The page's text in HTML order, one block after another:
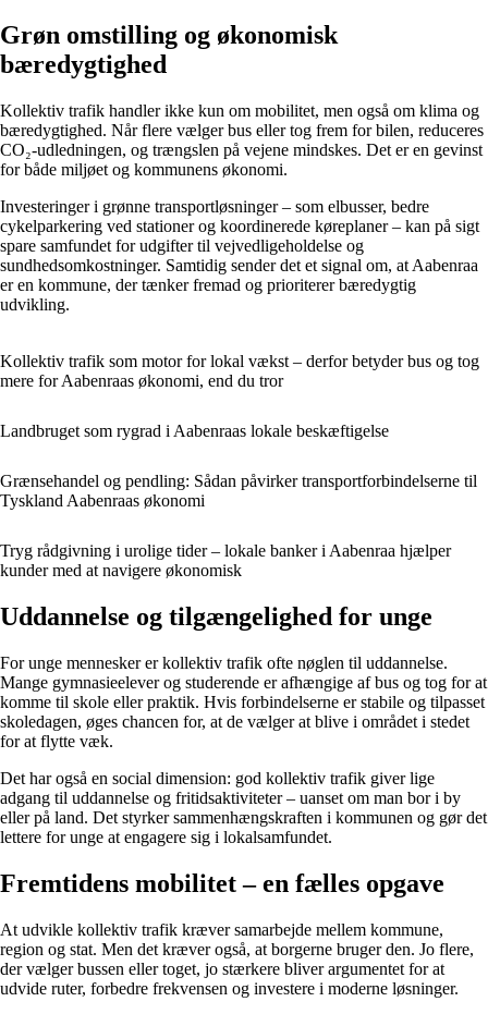
Grøn omstilling og økonomisk
bæredygtighed
Kollektiv trafik handler ikke kun om mobilitet, men også om klima og
bæredygtighed. Når flere vælger bus eller tog frem for bilen, reduceres
CO₂-udledningen, og trængslen på vejene mindskes. Det er en gevinst
for både miljøet og kommunens økonomi.
Investeringer i grønne transportløsninger – som elbusser, bedre
cykelparkering ved stationer og koordinerede køreplaner – kan på sigt
spare samfundet for udgifter til vejvedligeholdelse og
sundhedsomkostninger. Samtidig sender det et signal om, at Aabenraa
er en kommune, der tænker fremad og prioriterer bæredygtig
udvikling.
Kollektiv trafik som motor for lokal vækst – derfor betyder bus og tog
mere for Aabenraas økonomi, end du tror
Landbruget som rygrad i Aabenraas lokale beskæftigelse
Grænsehandel og pendling: Sådan påvirker transportforbindelserne til
Tyskland Aabenraas økonomi
Tryg rådgivning i urolige tider – lokale banker i Aabenraa hjælper
kunder med at navigere økonomisk
Uddannelse og tilgængelighed for unge
For unge mennesker er kollektiv trafik ofte nøglen til uddannelse.
Mange gymnasieelever og studerende er afhængige af bus og tog for at
komme til skole eller praktik. Hvis forbindelserne er stabile og tilpasset
skoledagen, øges chancen for, at de vælger at blive i området i stedet
for at flytte væk.
Det har også en social dimension: god kollektiv trafik giver lige
adgang til uddannelse og fritidsaktiviteter – uanset om man bor i by
eller på land. Det styrker sammenhængskraften i kommunen og gør det
lettere for unge at engagere sig i lokalsamfundet.
Fremtidens mobilitet – en fælles opgave
At udvikle kollektiv trafik kræver samarbejde mellem kommune,
region og stat. Men det kræver også, at borgerne bruger den. Jo flere,
der vælger bussen eller toget, jo stærkere bliver argumentet for at
udvide ruter, forbedre frekvensen og investere i moderne løsninger.